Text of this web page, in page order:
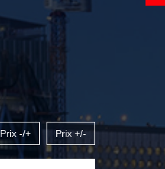
Prix -/+ Prix +/-